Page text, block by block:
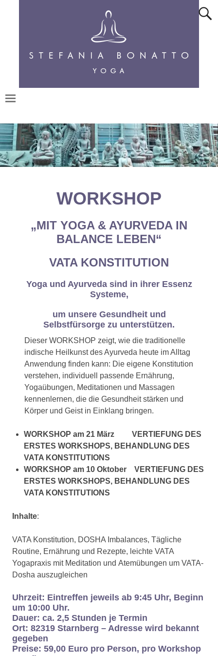
WORKSHOP
„MIT YOGA & AYURVEDA IN
BALANCE LEBEN“
VATA KONSTITUTION
Yoga und Ayurveda sind in ihrer Essenz
Systeme,
um unsere Gesundheit und
Selbstfürsorge zu unterstützen.
Dieser WORKSHOP zeigt, wie die traditionelle
indische Heilkunst des Ayurveda heute im Alltag
Anwendung finden kann: Die eigene Konstitution
verstehen, individuell passende Ernährung,
Yogaübungen, Meditationen und Massagen
kennenlernen, die die Gesundheit stärken und
Körper und Geist in Einklang bringen.
WORKSHOP am 21 März VERTIEFUNG DES
ERSTES WORKSHOPS, BEHANDLUNG DES
VATA KONSTITUTIONS
WORKSHOP am 10 Oktober VERTIEFUNG DES
ERSTES WORKSHOPS, BEHANDLUNG DES
VATA KONSTITUTIONS
Inhalte:
VATA Konstitution, DOSHA Imbalances, Tägliche
Routine, Ernährung und Rezepte, leichte VATA
Yogapraxis mit Meditation und Atemübungen um VATA-
Dosha auszugleichen
Uhrzeit: Eintreffen jeweils ab 9:45 Uhr, Beginn
um 10:00 Uhr.
Dauer: ca. 2,5 Stunden je Termin
Ort: 82319 Starnberg – Adresse wird bekannt
gegeben
Preise: 59,00 Euro pro Person, pro Workshop